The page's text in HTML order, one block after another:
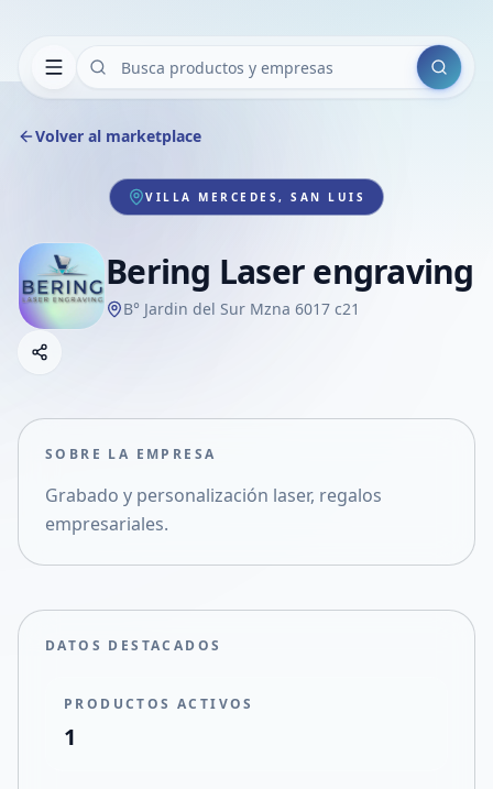
Buscar
Volver al marketplace
VILLA MERCEDES, SAN LUIS
Bering Laser engraving
B° Jardin del Sur Mzna 6017 c21
Compartir empresa
Compartir en X
SOBRE LA EMPRESA
Grabado y personalización laser, regalos
empresariales.
DATOS DESTACADOS
PRODUCTOS ACTIVOS
1